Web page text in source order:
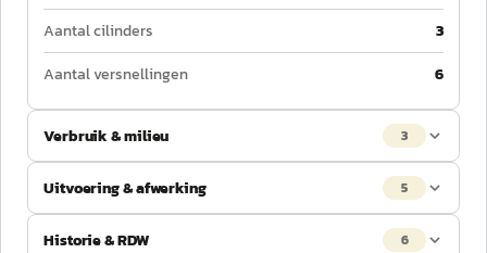
Aantal cilinders
3
Aantal versnellingen
6
Verbruik & milieu 3
Uitvoering & afwerking 5
Historie & RDW 6